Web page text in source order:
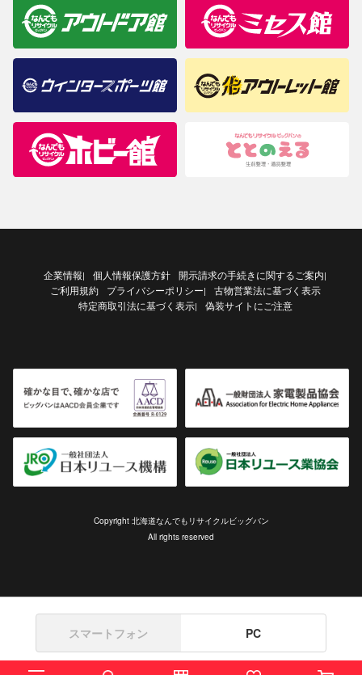
企業情報| 個人情報保護方針 開示請求の手続きに関するご案内|
ご利用規約 プライバシーポリシー|
古物営業法に基づく表示
特定商取引法に基づく表示| 偽装サイトにご注意
Copyright 北海道なんでもリサイクルビッグバン
All rights reserved
スマートフォン PC